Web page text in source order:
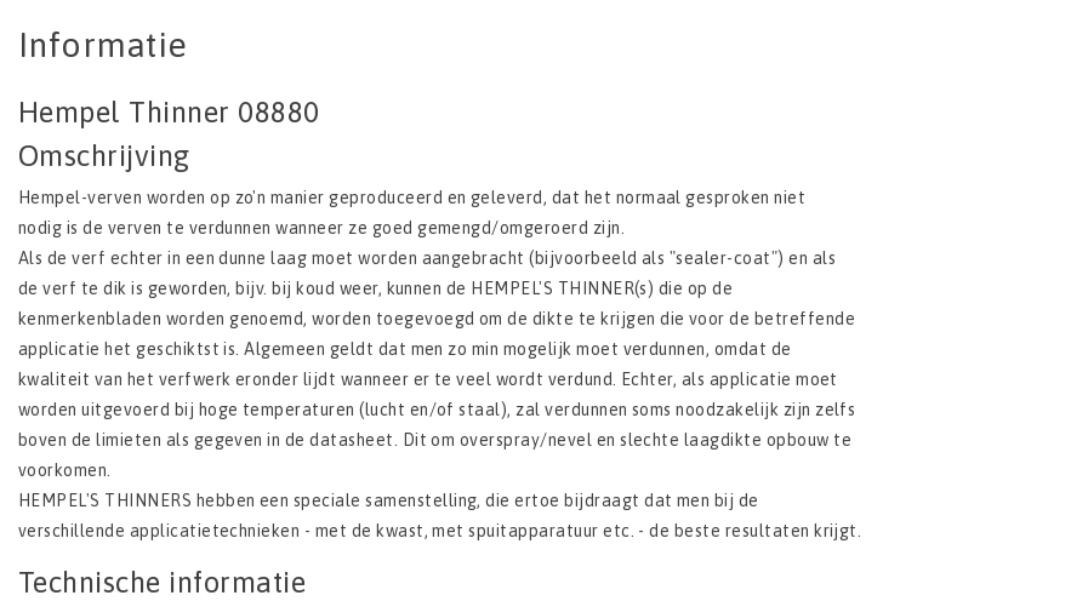
Informatie
Hempel Thinner 08880
Omschrijving
Hempel-verven worden op zo'n manier geproduceerd en geleverd, dat het normaal gesproken niet
nodig is de verven te verdunnen wanneer ze goed gemengd/omgeroerd zijn.
Als de verf echter in een dunne laag moet worden aangebracht (bijvoorbeeld als "sealer-coat") en als
de verf te dik is geworden, bijv. bij koud weer, kunnen de HEMPEL'S THINNER(s) die op de
kenmerkenbladen worden genoemd, worden toegevoegd om de dikte te krijgen die voor de betreffende
applicatie het geschiktst is. Algemeen geldt dat men zo min mogelijk moet verdunnen, omdat de
kwaliteit van het verfwerk eronder lijdt wanneer er te veel wordt verdund. Echter, als applicatie moet
worden uitgevoerd bij hoge temperaturen (lucht en/of staal), zal verdunnen soms noodzakelijk zijn zelfs
boven de limieten als gegeven in de datasheet. Dit om overspray/nevel en slechte laagdikte opbouw te
voorkomen.
HEMPEL'S THINNERS hebben een speciale samenstelling, die ertoe bijdraagt dat men bij de
verschillende applicatietechnieken - met de kwast, met spuitapparatuur etc. - de beste resultaten krijgt.
Technische informatie